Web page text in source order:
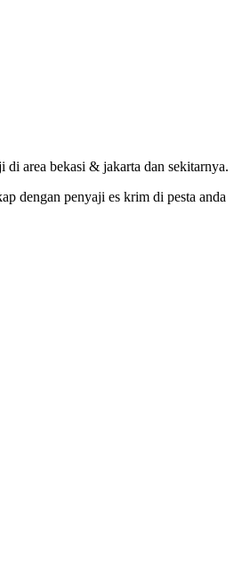
di area bekasi & jakarta dan sekitarnya.
dengan penyaji es krim di pesta anda